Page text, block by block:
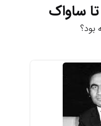
تا ساواک